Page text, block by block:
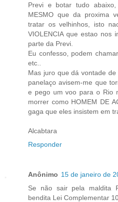
Previ e botar tudo abaixo,
MESMO que da proxima
tratar os velhinhos, isto
VIOLENCIA que estao nos
parte da Previ.
Eu confesso, podem
etc..
Mas juro que dá vontade
panelaço avisem-me que
e pego um voo para o Rio
morrer como HOMEM DE
gaga que eles insistem em
Alcabtara
Responder
Anônimo 15 de janeiro de
Se não sair pela maldita
bendita Lei Complementar